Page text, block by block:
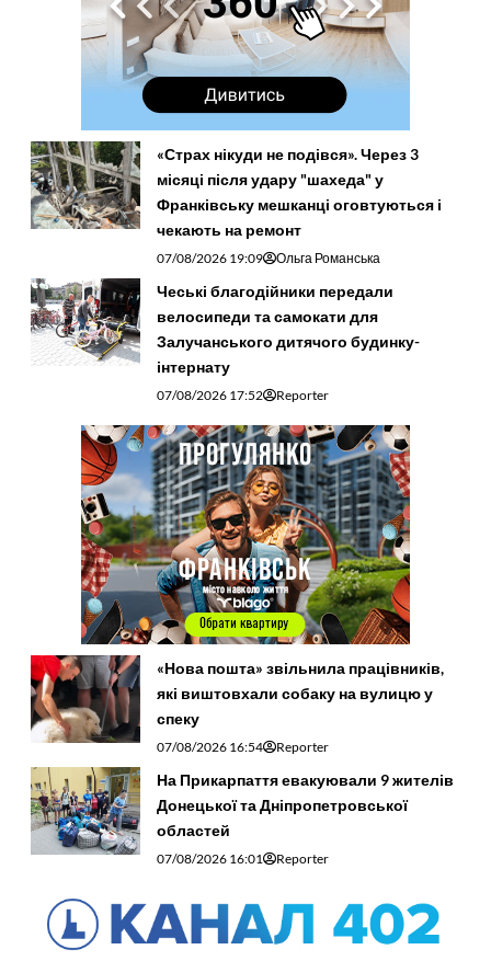
«Страх нікуди не подівся». Через 3
місяці після удару "шахеда" у
Франківську мешканці оговтуються і
чекають на ремонт
07/08/2026 19:09 Ольга Романська
Чеські благодійники передали
велосипеди та самокати для
Залучанського дитячого будинку-
інтернату
07/08/2026 17:52 Reporter
«Нова пошта» звільнила працівників,
які виштовхали собаку на вулицю у
спеку
07/08/2026 16:54 Reporter
На Прикарпаття евакуювали 9 жителів
Донецької та Дніпропетровської
областей
07/08/2026 16:01 Reporter